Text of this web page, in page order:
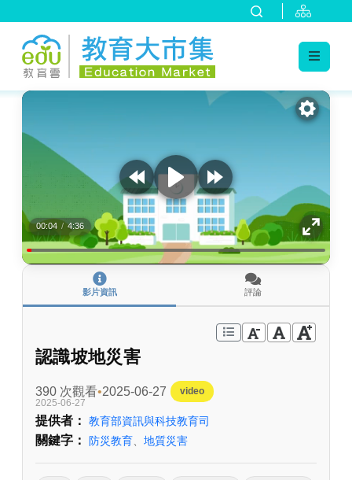
:::
00:04 / 4:36
影片資訊 評論
認識坡地災害
390 次觀看 2025-06-27
video
2025-06-27
提供者： 教育部資訊與科技教育司
關鍵字： 防災教育 地質災害